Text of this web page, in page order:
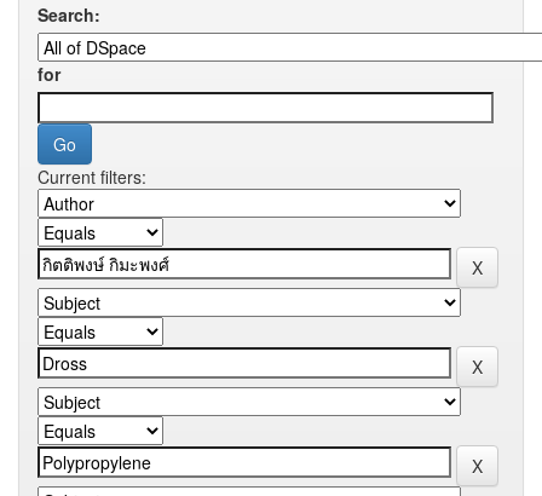
Search:
for
Current filters: